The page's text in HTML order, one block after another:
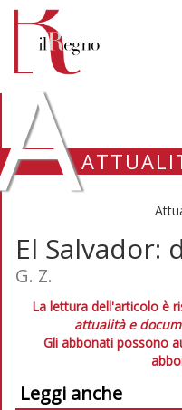
El Salvador:
G. Z.
La lettura dell'articolo è
attualità e
Gli abbonati possono
Leggi anche